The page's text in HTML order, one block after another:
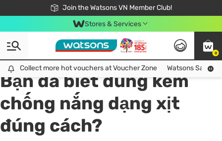
Join the Watsons VN Member Club!
Free Shipping For Order From 249,000Đ
24h Fast delivery in Hồ Chí Minh City
Stores & Services
0
Collect more hot vouchers at Voucher Zone
Collect more hot vouchers at Voucher Zone Watsons Safety
All
Chăm Sóc Cá Nhân
Bạn đã biết dùng kem
chống nắng dạng xịt
đúng cách?